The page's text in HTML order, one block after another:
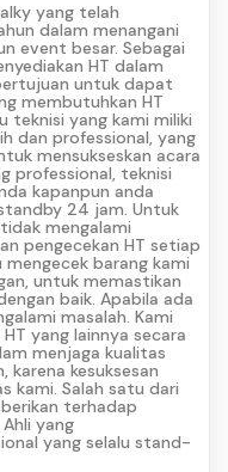
yang telah
dalam menangani
event besar. Sebagai
HT dalam
untuk dapat
membutuhkan HT
teknisi yang kami miliki
dan professional, yang
mensukseskan acara
professional, teknisi
kapanpun anda
24 jam. Untuk
mengalami
pengecekan HT setiap
mengecek barang kami
untuk memastikan
baik. Apabila ada
masalah. Kami
yang lainnya secara
menjaga kualitas
karena kesuksesan
kami. Salah satu dari
terhadap
yang
yang selalu stand-